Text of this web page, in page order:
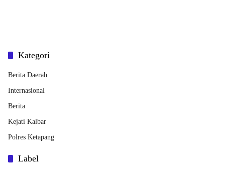
Kategori
Berita Daerah
Internasional
Berita
Kejati Kalbar
Polres Ketapang
Label